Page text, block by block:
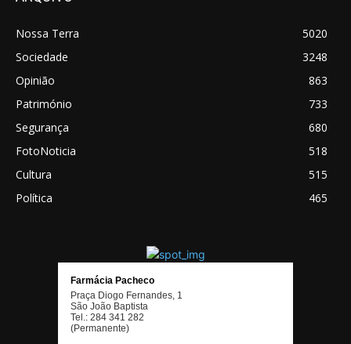
Nossa Terra
5020
Sociedade
3248
Opinião
863
Património
733
Segurança
680
FotoNoticia
518
Cultura
515
Política
465